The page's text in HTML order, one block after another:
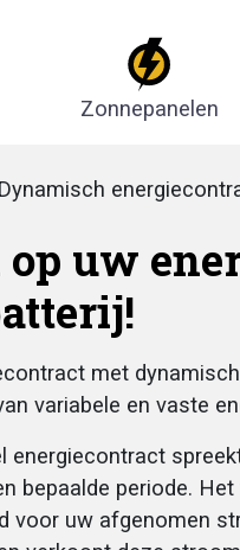
Zonnepanelen
Dynamisch
uw
met
variabele en vaste
energiecontract
bepaalde periode.
voor uw afgenomen